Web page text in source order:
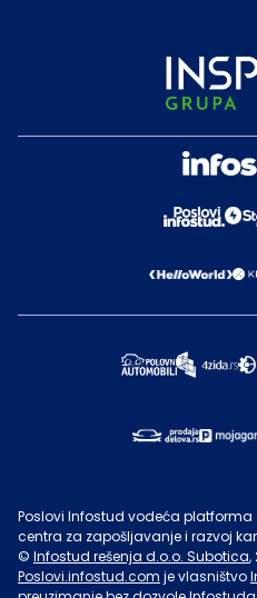
Poslovi Infostud vodeća platforma
centra za zapošljavanje i razvoj
© Infostud rešenja d.o.o. Subotica,
Poslovi.infostud.com je vlasništvo